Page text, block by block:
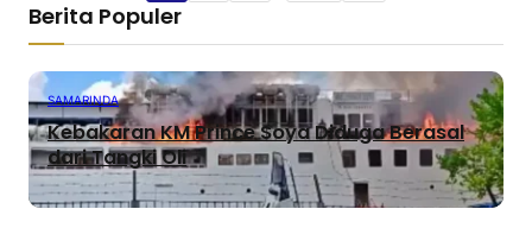
Berita Populer
SAMARINDA
Kebakaran KM Prince Soya Diduga Berasal
dari Tangki Oli